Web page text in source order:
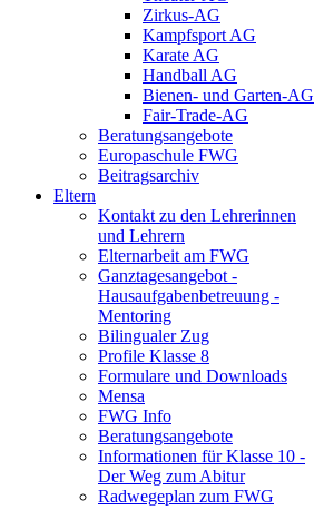
Zirkus-AG
Kampfsport AG
Karate AG
Handball AG
Bienen- und Garten-AG
Fair-Trade-AG
Beratungsangebote
Europaschule FWG
Beitragsarchiv
Eltern
Kontakt zu den Lehrerinnen
und Lehrern
Elternarbeit am FWG
Ganztagesangebot -
Hausaufgabenbetreuung -
Mentoring
Bilingualer Zug
Profile Klasse 8
Formulare und Downloads
Mensa
FWG Info
Beratungsangebote
Informationen für Klasse 10 -
Der Weg zum Abitur
Radwegeplan zum FWG